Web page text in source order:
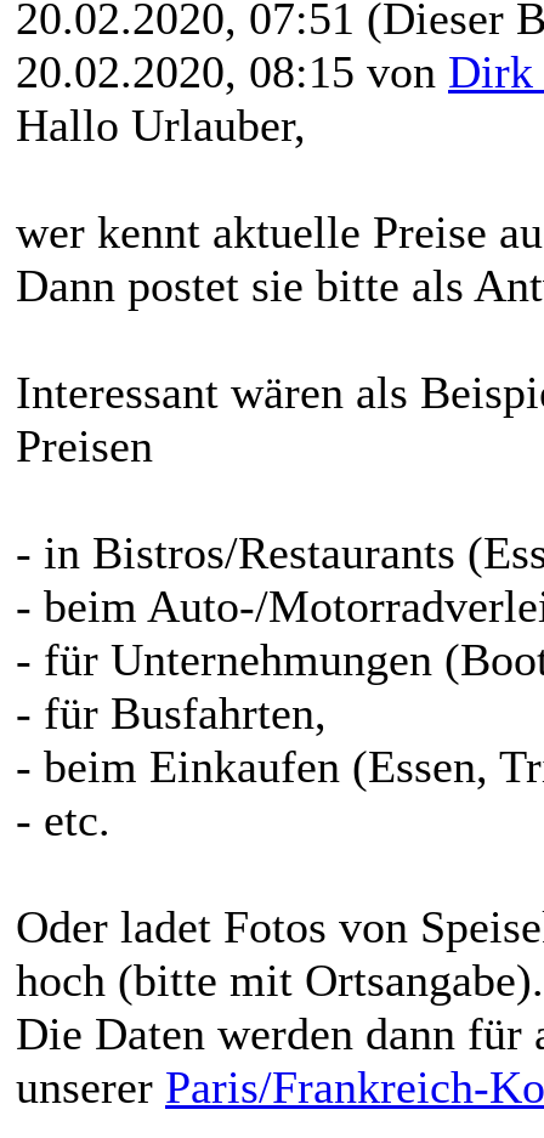
20.02.2020, 07:51 (Dieser
20.02.2020, 08:15 von Dirk
Hallo Urlauber,
wer kennt aktuelle Preise
Dann postet sie bitte als
Interessant wären als
Preisen
- in Bistros/Restaurants
- beim Auto-/
- für Unternehmungen
- für Busfahrten,
- beim Einkaufen (Essen,
- etc.
Oder ladet Fotos von
hoch (bitte mit Ortsangabe).
Die Daten werden dann
unserer Paris/Frankreich-